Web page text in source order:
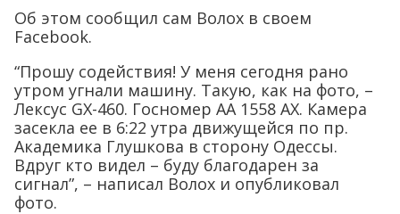
Об этом сообщил сам Волох в своем
Facebook.
“Прошу содействия! У меня сегодня рано
утром угнали машину. Такую, как на фото, –
Лексус GX-460. Госномер АА 1558 АХ. Камера
засекла ее в 6:22 утра движущейся по пр.
Академика Глушкова в сторону Одессы.
Вдруг кто видел – буду благодарен за
сигнал”, – написал Волох и опубликовал
фото.